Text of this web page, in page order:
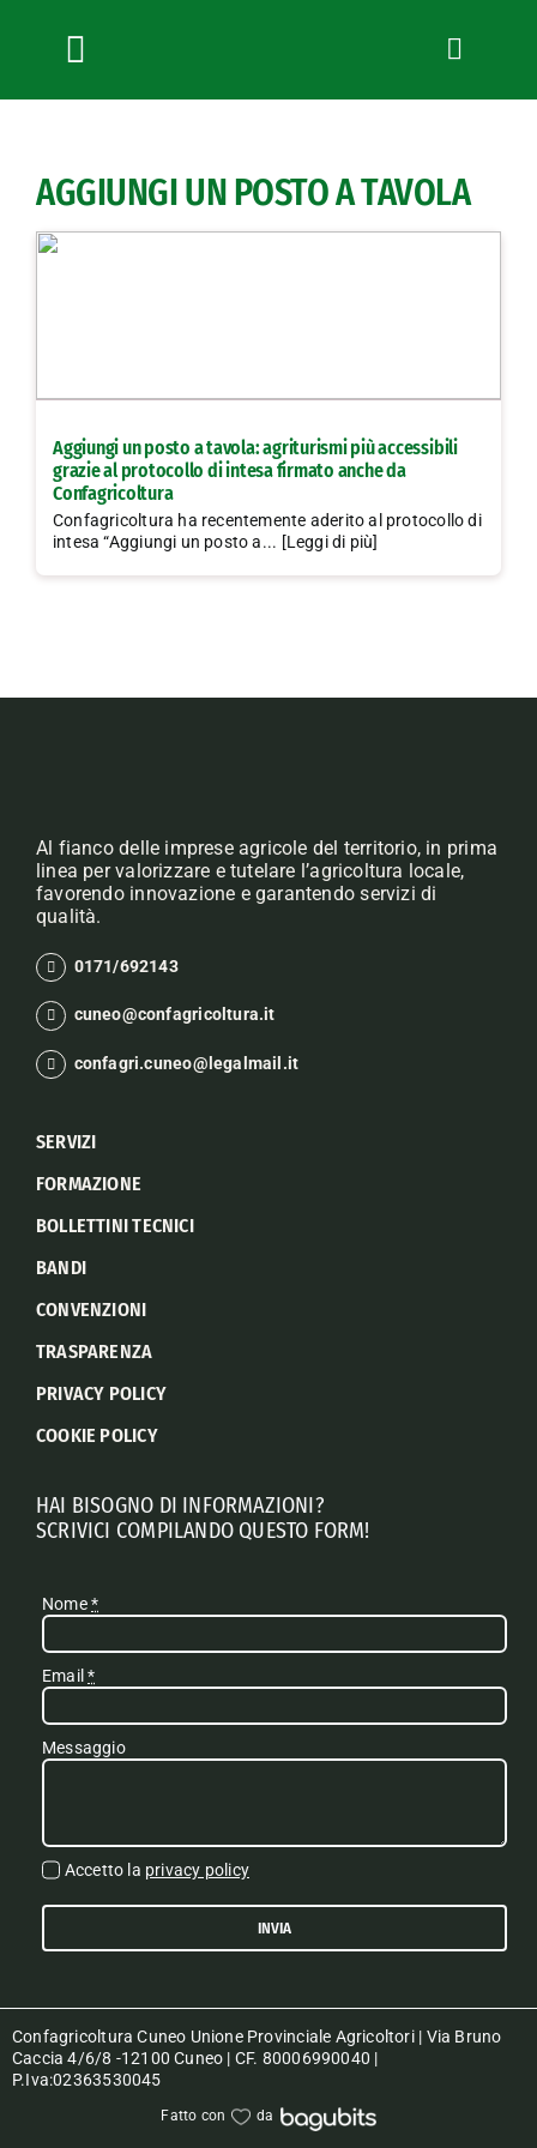
Toggle
Navigation
News
Bandi
Lavora con noi
Contatti
AGGIUNGI UN POSTO A TAVOLA
Aggiungi un posto a tavola: agriturismi più accessibili
grazie al protocollo di intesa firmato anche da
Confagricoltura
Confagricoltura ha recentemente aderito al protocollo di
intesa “Aggiungi un posto a... [Leggi di più]
Al fianco delle imprese agricole del territorio, in prima
linea per valorizzare e tutelare l’agricoltura locale,
favorendo innovazione e garantendo servizi di
qualità.
0171/692143
cuneo@confagricoltura.it
confagri.cuneo@legalmail.it
SERVIZI
FORMAZIONE
BOLLETTINI TECNICI
BANDI
CONVENZIONI
TRASPARENZA
PRIVACY POLICY
COOKIE POLICY
HAI BISOGNO DI INFORMAZIONI?
SCRIVICI COMPILANDO QUESTO FORM!
Nome*
Email*
Messaggio
Accetto la privacy policy
INVIA
Confagricoltura Cuneo Unione Provinciale Agricoltori | Via Bruno
Caccia 4/6/8 -12100 Cuneo | CF. 80006990040 |
P.Iva:02363530045
Fatto con da